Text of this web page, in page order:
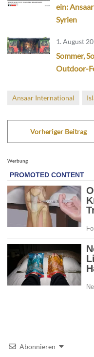
ein:
Syrien
1. August
Sommer,
Outdoor-
Ansaar International
Vorheriger Beitrag
Werbung
Abonnieren